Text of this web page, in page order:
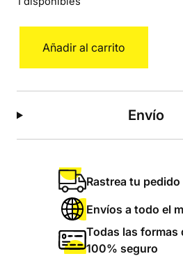
Winehouse
cantidad
Añadir al carrito
Envío
Rastrea tu pedido
Envíos a todo el
Todas las formas
100% seguro